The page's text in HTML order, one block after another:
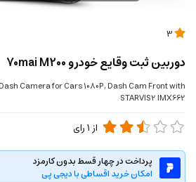
دوربین ثبت وقایع خودرو 70mai M200
Camera for Cars 1080P, Dash Cam Front with
STARVIS2 IMX662
از 1رای
پرداخت در چهار قسط بدون کارمزد
امکان خرید اقساطی با دیجی پی